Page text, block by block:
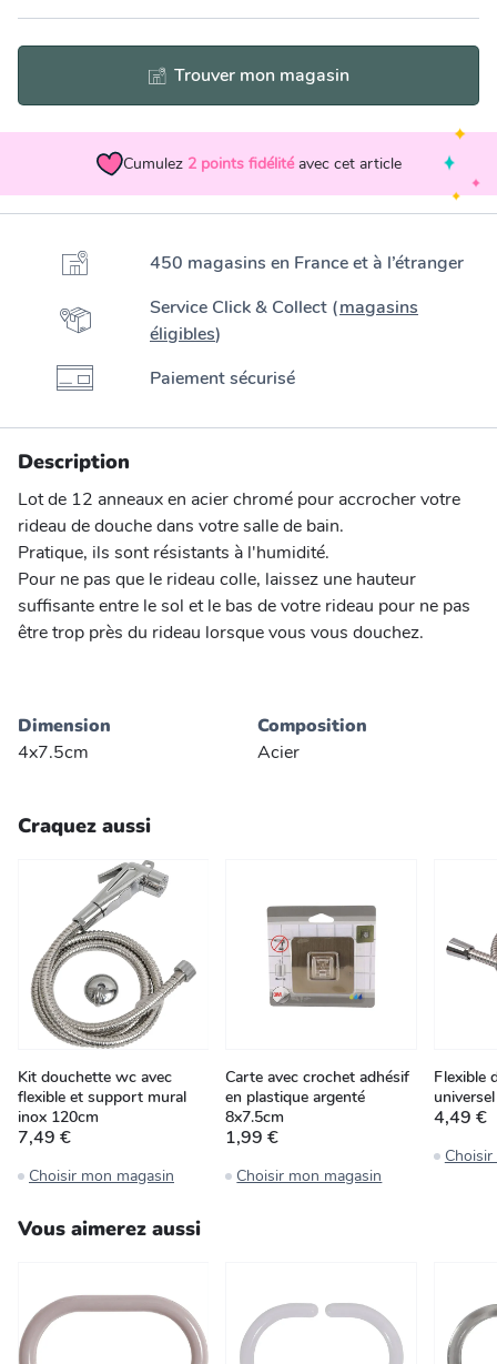
Trouver mon magasin
Cumulez 2 points fidélité avec cet article
450 magasins en France et à l’étranger
Service Click & Collect (magasins
éligibles)
Paiement sécurisé
Description
Lot de 12 anneaux en acier chromé pour accrocher votre
rideau de douche dans votre salle de bain.
Pratique, ils sont résistants à l'humidité.
Pour ne pas que le rideau colle, laissez une hauteur
suffisante entre le sol et le bas de votre rideau pour ne pas
être trop près du rideau lorsque vous vous douchez.
Dimension
4x7.5cm
Composition
Acier
Craquez aussi
Kit douchette wc avec
flexible et support mural
inox 120cm
7,49 €
Choisir mon magasin
Carte avec crochet adhésif
en plastique argenté
8x7.5cm
1,99 €
Choisir mon magasin
Flexible
4,49 €
Vous aimerez aussi